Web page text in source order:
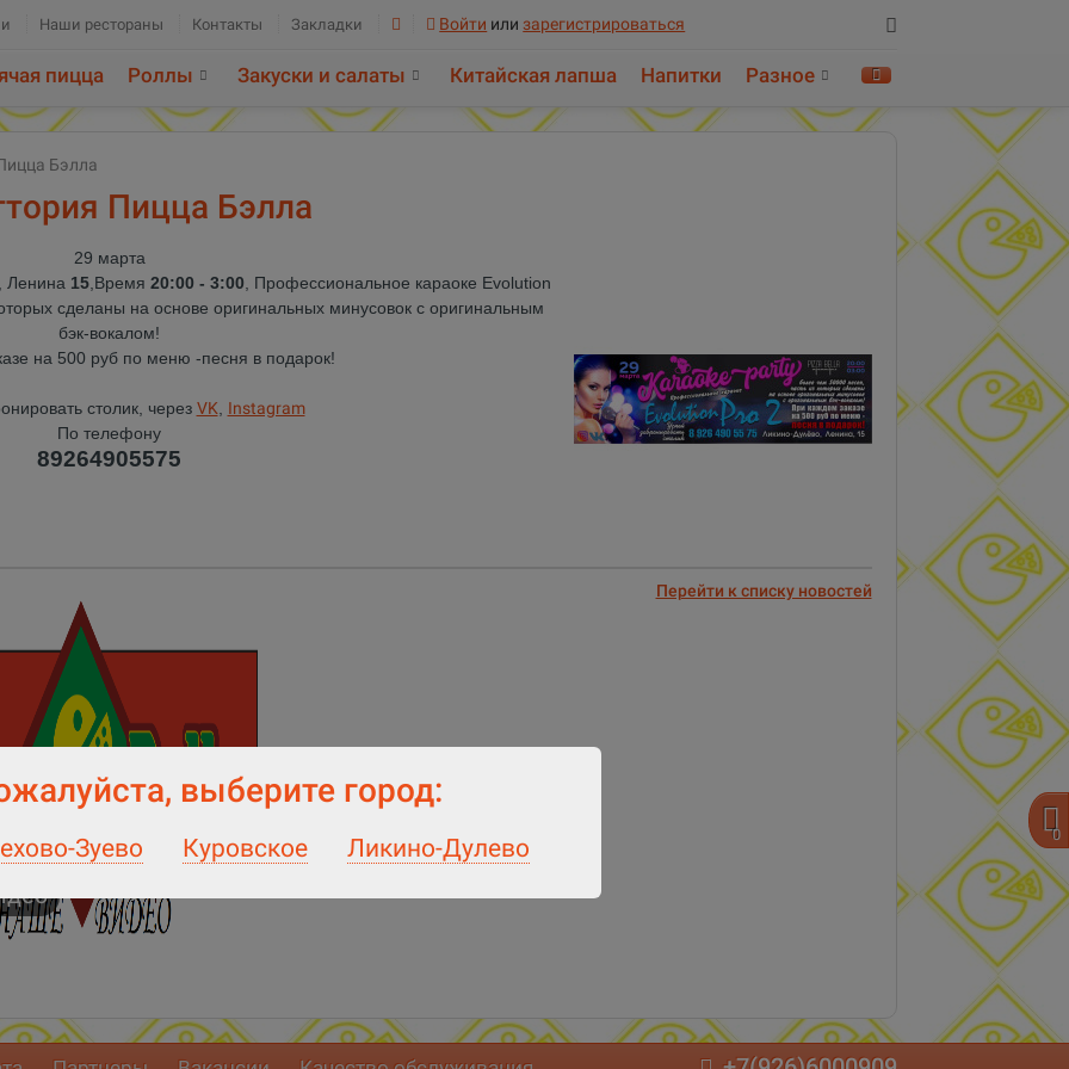
выберите город:
Зуево Куровское Ликино-Дулево
Наши рестораны Контакты Закладки Войти илизарегистрироваться
пицца Роллы Закуски и салаты Китайская лапша Напитки Разное
0
Найти!
Бэлла
Пицца Бэлла
29 марта
Ленина 15,Время 20:00 - 3:00 , Профессиональное караоке Evolution
сделаны на основе оригинальных минусовок с оригинальным
бэк-вокалом!
на 500 руб по меню -песня в подарок!
столик, через VK
Instagram
По телефону
89264905575
Перейти к списку новостей